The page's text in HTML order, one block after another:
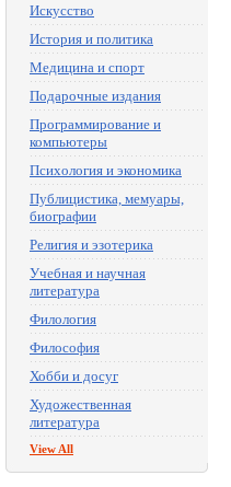
Искусство
История и политика
Медицина и спорт
Подарочные издания
Программирование и
компьютеры
Психология и экономика
Публицистика, мемуары,
биографии
Религия и эзотерика
Учебная и научная
литература
Филология
Философия
Хобби и досуг
Художественная
литература
View All